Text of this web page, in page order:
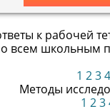
к рабочей
всем школьным
1 234
Методы
1 23